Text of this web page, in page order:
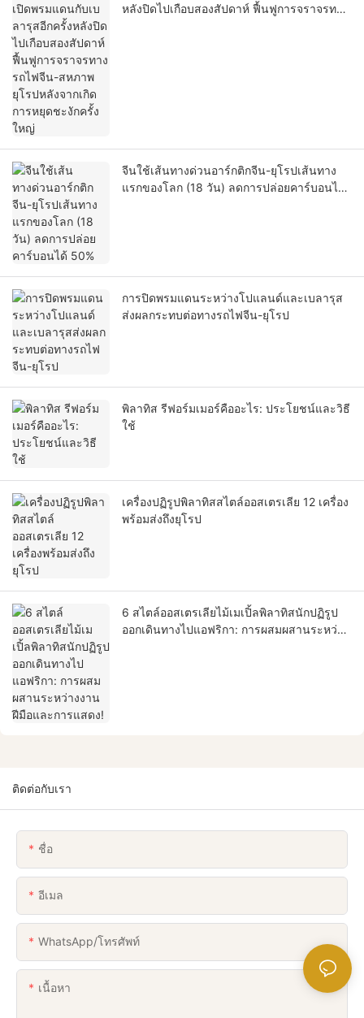
หลังปิดไปเกือบสองสัปดาห์ ฟื้นฟูการจราจรทาง
จีนใช้เส้นทางด่วนอาร์กติกจีน-ยุโรปเส้นทาง
แรกของโลก (18 วัน) ลดการปล่อยคาร์บอนได้
การปิดพรมแดนระหว่างโปแลนด์และเบลารุส
ส่งผลกระทบต่อทางรถไฟจีน-ยุโรป
พิลาทิส รีฟอร์มเมอร์คืออะไร: ประโยชน์และวิธี
ใช้
เครื่องปฏิรูปพิลาทิสสไตล์ออสเตรเลีย 12 เครื่อง
พร้อมส่งถึงยุโรป
6 สไตล์ออสเตรเลียไม้เมเปิ้ลพิลาทิสนักปฏิรูป
ออกเดินทางไปแอฟริกา: การผสมผสานระหว่าง
ติดต่อกับเรา
ชื่อ
อีเมล
WhatsApp/โทรศัพท์
เนื้อหา